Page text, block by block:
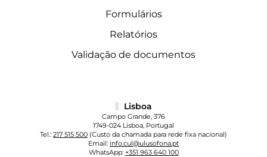
Formulários
Relatórios
Validação de documentos
Lisboa
Campo Grande, 376
1749-024 Lisboa, Portugal
Tel.: 217 515 500 (Custo da chamada para rede fixa nacional)
Email: info.cul@ulusofona.pt
WhatsApp: +351 963 640 100